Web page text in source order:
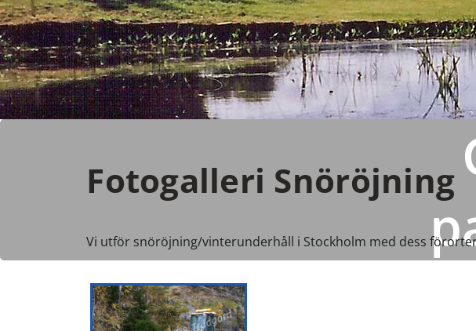
Fotogalleri Snöröjning
Vi utför snöröjning/vinterunderhåll i Stockholm med dess